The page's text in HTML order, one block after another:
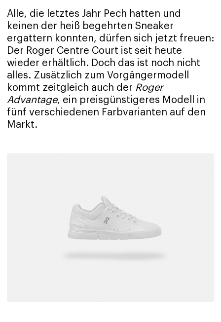
Alle, die letztes Jahr Pech hatten und
keinen der heiß begehrten Sneaker
ergattern konnten, dürfen sich jetzt freuen:
Der Roger Centre Court ist seit heute
wieder erhältlich. Doch das ist noch nicht
alles. Zusätzlich zum Vorgängermodell
kommt zeitgleich auch der Roger
Advantage, ein preisgünstigeres Modell in
fünf verschiedenen Farbvarianten auf den
Markt.